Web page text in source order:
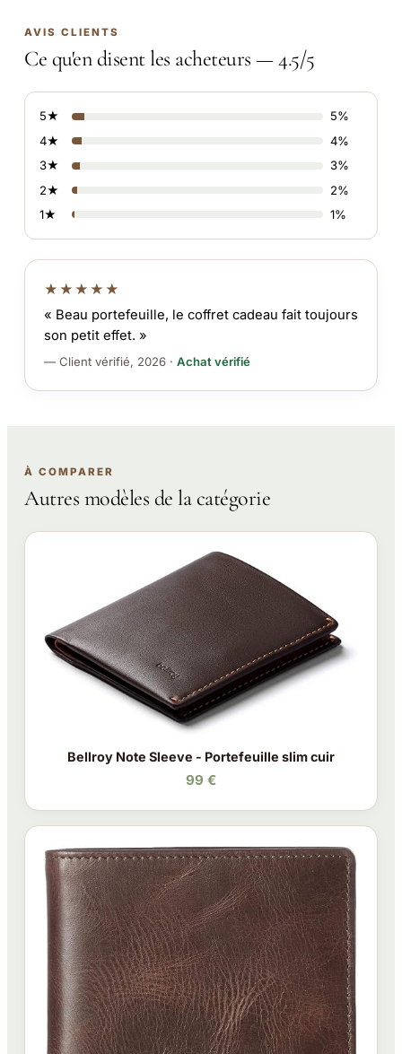
AVIS CLIENTS
Ce qu'en disent les acheteurs — 4.5/5
5★
5%
4★
4%
3★
3%
2★
2%
1★
1%
★★★★★
« Beau portefeuille, le coffret cadeau fait toujours
son petit effet. »
— Client vérifié, 2026 · Achat vérifié
À COMPARER
Autres modèles de la catégorie
Bellroy Note Sleeve - Portefeuille slim cuir
99 €